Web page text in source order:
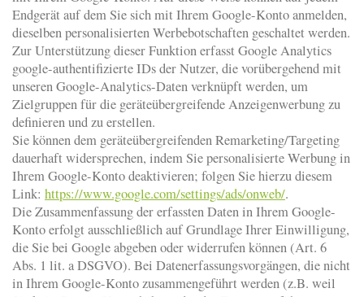
Endgerät auf dem Sie sich mit Ihrem Google-Konto anmelden,
dieselben personalisierten Werbebotschaften geschaltet werden.
Zur Unterstützung dieser Funktion erfasst Google Analytics
google-authentifizierte IDs der Nutzer, die vorübergehend mit
unseren Google-Analytics-Daten verknüpft werden, um
Zielgruppen für die geräteübergreifende Anzeigenwerbung zu
definieren und zu erstellen.
Sie können dem geräteübergreifenden Remarketing/Targeting
dauerhaft widersprechen, indem Sie personalisierte Werbung in
Ihrem Google-Konto deaktivieren; folgen Sie hierzu diesem
Link: https://www.google.com/settings/ads/onweb/.
Die Zusammenfassung der erfassten Daten in Ihrem Google-
Konto erfolgt ausschließlich auf Grundlage Ihrer Einwilligung,
die Sie bei Google abgeben oder widerrufen können (Art. 6
Abs. 1 lit. a DSGVO). Bei Datenerfassungsvorgängen, die nicht
in Ihrem Google-Konto zusammengeführt werden (z.B. weil